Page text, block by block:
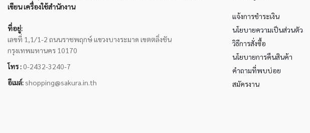
เขียน เครื่องใช้สำนักงาน
ที่อยู่:
เลขที่ 1,1/1-2 ถนนราชพฤกษ์ แขวงบางระมาด เขตตลิ่งชัน
กรุงเทพมหานคร 10170
โทร : 0-2432-3240-7
อีเมล์: shopping@sakura.in.th
แจ้งการชำระเงิน
นโยบายความเป็นส่วนตัว
วิธีการสั่งซื้อ
นโยบายการคืนสินค้า
คำถามที่พบบ่อย
สมัครงาน